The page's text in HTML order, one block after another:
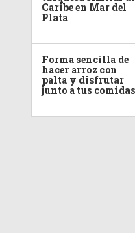
Caribe en Mar del
Plata
Forma sencilla de
hacer arroz con
palta y disfrutar
junto a tus comidas